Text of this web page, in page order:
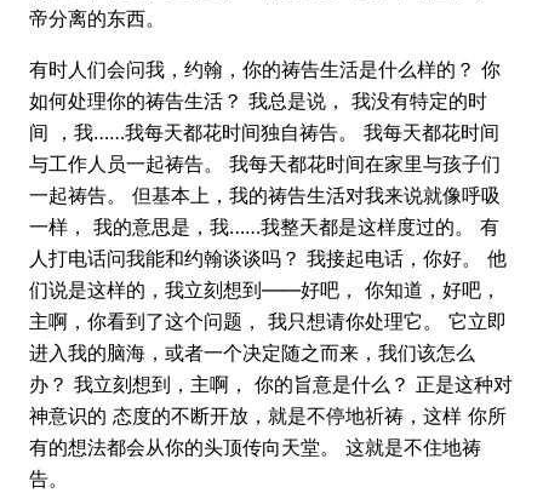
帝分离的东西。
有时人们会问我，约翰，​​你的祷告生活是什么样的？ 你
如何处理你的祷告生活？ 我总是说， 我没有特定的时
间 ，我……我每天都花时间独自祷告。 我每天都花时间
与工作人员一起祷告。 我每天都花时间在家里与孩子们
一起祷告。 但基本上，我的祷告生活对我来说就像呼吸
一样， 我的意思是，我……我整天都是这样度过的。 有
人打电话问我能和约翰谈谈吗？ 我接起电话，你好。 他
们说是这样的，我立刻想到——好吧， 你知道，好吧，
主啊，你看到了这个问题， 我只想请你处理它。 它立即
进入我的脑海，或者一个决定随之而来，我们该怎么
办？ 我立刻想到，主啊， 你的旨意是什么？ 正是这种对
神意识的 态度的不断开放，就是不停地祈祷，这样 你所
有的想法都会从你的头顶传向天堂。 这就是不住地祷
告。